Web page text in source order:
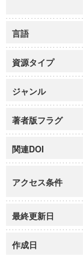
言語
資源タイプ
ジャンル
著者版フラグ
関連DOI
アクセス条件
最終更新日
作成日